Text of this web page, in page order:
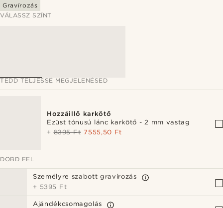
Gravírozás
VÁLASSZ SZÍNT
TEDD TELJESSÉ MEGJELENÉSED
Hozzáillő karkötő
Ezüst tónusú lánc karkötő - 2 mm vastag
+8395 Ft 7555,50 Ft
DOBD FEL
Személyre szabott gravírozás
+ 5395 Ft
Ajándékcsomagolás